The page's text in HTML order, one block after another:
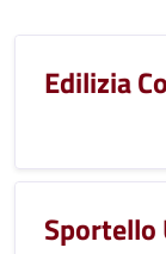
Edilizia
Sportello